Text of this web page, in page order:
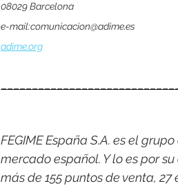
08029 Barcelona
e-mail:comunicacion@adime.es
adime.org
FEGIME España S.A. es el
mercado español. Y lo es por
más de 155 puntos de venta,